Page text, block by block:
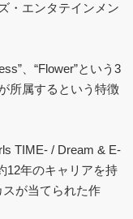
・エンタテインメン
、“Flower”という3
所属するという特徴
TIME- / Dream & E-
12年のキャリアを持
スが当てられた作